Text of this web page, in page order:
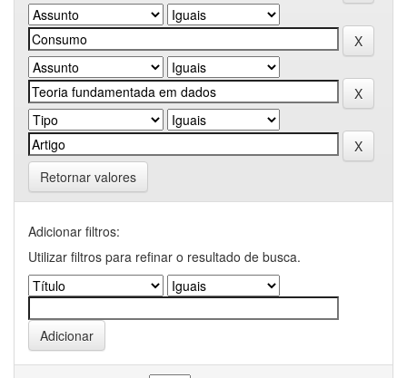
Retornar valores
Adicionar filtros:
Utilizar filtros para refinar o resultado de busca.